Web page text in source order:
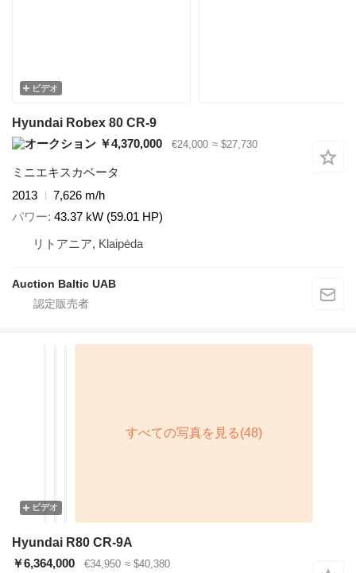
ビデオ
Hyundai Robex 80 CR-9
￥4,370,000
€24,000 ≈ $27,730
ミニエキスカベータ
2013
7,626 m/h
パワー 43.37 kW (59.01 HP)
リトアニア, Klaipėda
Auction Baltic UAB
ビデオ
Hyundai R80 CR-9A
￥6,364,000
€34,950 ≈ $40,380